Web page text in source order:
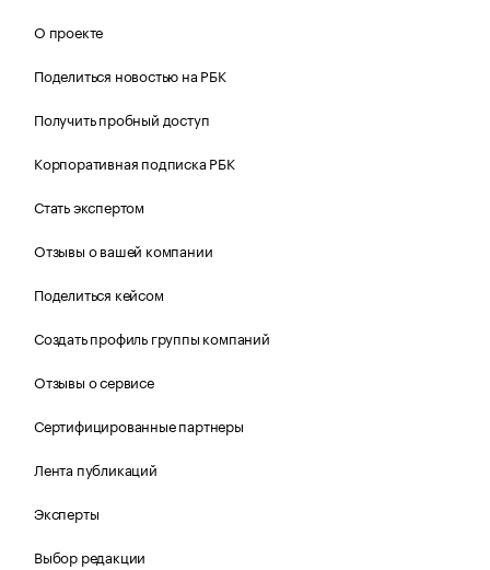
О проекте
Поделиться новостью на РБК
Получить пробный доступ
Корпоративная подписка РБК
Стать экспертом
Отзывы о вашей компании
Поделиться кейсом
Создать профиль группы компаний
Отзывы о сервисе
Сертифицированные партнеры
Лента публикаций
Эксперты
Выбор редакции